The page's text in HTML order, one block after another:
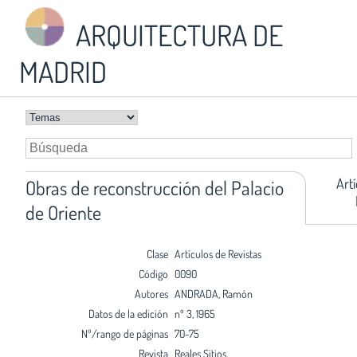
ARQUITECTURA DE
MADRID
Obras de reconstrucción del Palacio
de Oriente
Clase Artículos de Revistas
Código 0090
Autores ANDRADA, Ramón
Datos de la edición nº 3, 1965
Nº/rango de páginas 70-75
Revista Reales Sitios